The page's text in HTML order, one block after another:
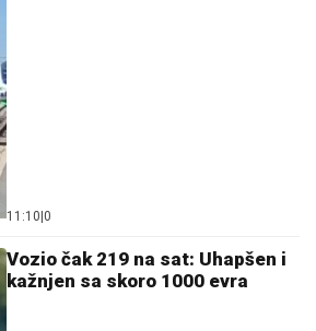
11:10 0
Vozio čak 219 na sat: Uhapšen i
kažnjen sa skoro 1000 evra